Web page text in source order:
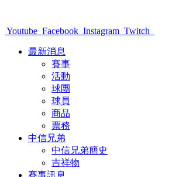
Youtube Facebook Instagram Twitch
最新消息
賽事
活動
球團
球員
商品
票務
中信兄弟
中信兄弟簡史
吉祥物
賽事訊息